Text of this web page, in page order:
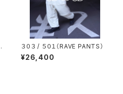
３０３ / ５０１（RAVE PANTS）
¥26,400